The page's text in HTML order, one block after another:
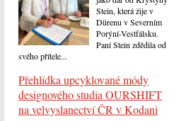
Stein, která žije v
Dürenu v Severním
Porýní-Vestfálsku.
Paní Stein zdědila od
svého přítele...
Přehlídka upcyklované módy
designového studia OURSHIFT
na velvyslanectví ČR v Kodani